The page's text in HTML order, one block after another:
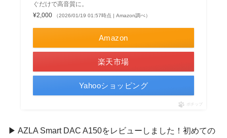
ぐだけで高音質に。
¥2,000
（2026/01/19 01:57時点 | Amazon調べ）
Amazon
楽天市場
Yahooショッピング
ポチップ
▶ AZLA Smart DAC A150をレビューしました！初めての